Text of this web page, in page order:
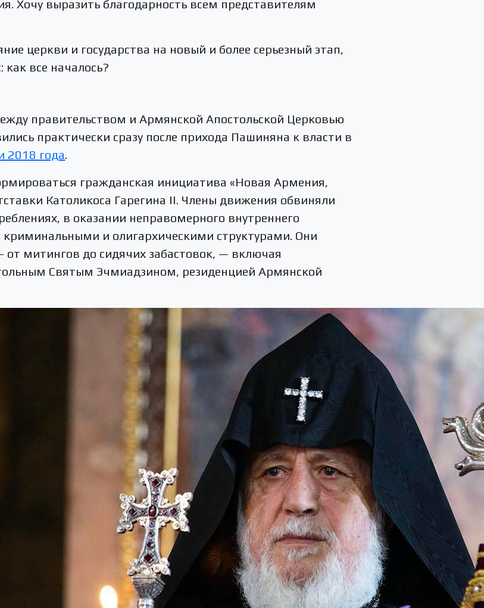
Хочу выразить благодарность всем представителям
церкви и государства на новый и более серьезный этап,
все началось?
правительством и Армянской Апостольской Церковью
практически сразу после прихода Пашиняна к власти в
2018 года.
гражданская инициатива «Новая Армения,
Католикоса Гарегина II. Члены движения обвиняли
в оказании неправомерного внутреннего
криминальными и олигархическими структурами. Они
от митингов до сидячих забастовок, — включая
Святым Эчмиадзином, резиденцией Армянской